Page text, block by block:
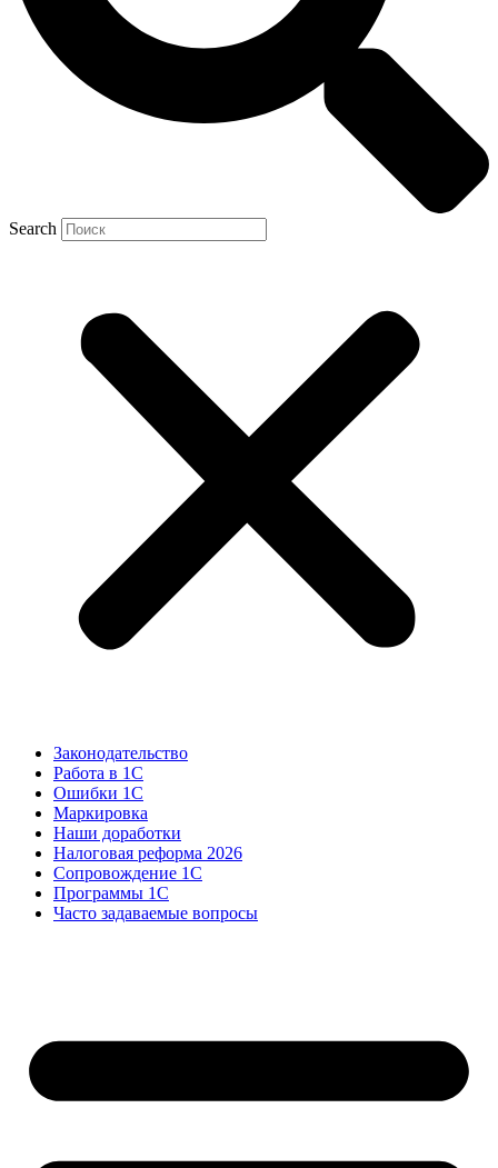
Search
Законодательство
Работа в 1С
Ошибки 1С
Маркировка
Наши доработки
Налоговая реформа 2026
Сопровождение 1С
Программы 1С
Часто задаваемые вопросы